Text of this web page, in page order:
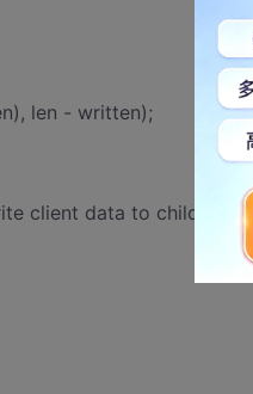
len - written);
client data to child: